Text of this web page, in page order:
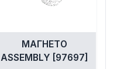
МАГНЕТО
ASSEMBLY [97697]